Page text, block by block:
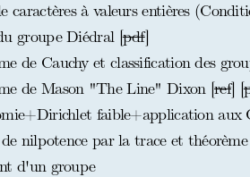
caractères à valeurs entières
groupe Diédral [pdf]
de Cauchy et classification des
de Mason "The Line" Dixon [ref] [
faible+application aux
nilpotence par la trace et
d'un groupe